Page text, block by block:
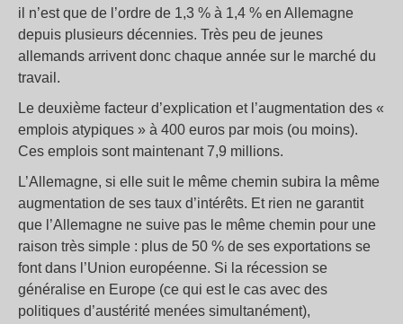
il n’est que de l’ordre de 1,3 % à 1,4 % en Allemagne
depuis plusieurs décennies. Très peu de jeunes
allemands arrivent donc chaque année sur le marché du
travail.
Le deuxième facteur d’explication et l’augmentation des «
emplois atypiques » à 400 euros par mois (ou moins).
Ces emplois sont maintenant 7,9 millions.
L’Allemagne, si elle suit le même chemin subira la même
augmentation de ses taux d’intérêts. Et rien ne garantit
que l’Allemagne ne suive pas le même chemin pour une
raison très simple : plus de 50 % de ses exportations se
font dans l’Union européenne. Si la récession se
généralise en Europe (ce qui est le cas avec des
politiques d’austérité menées simultanément),